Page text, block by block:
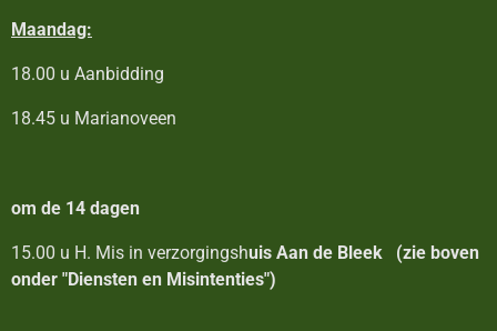
Maandag:
18.00 u Aanbidding
18.45 u Marianoveen
om de 14 dagen
15.00 u H. Mis in verzorgingshuis Aan de Bleek
(zie boven
onder "Diensten en Misintenties")